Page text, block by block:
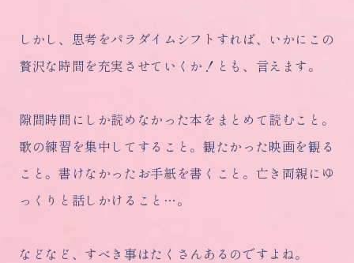
しかし、思考をパラダイムシフトすれば、いかにこの
贅沢な時間を充実させていくか！とも、言えます。
隙間時間にしか読めなかった本をまとめて読むこと。
歌の練習を集中してすること。観たかった映画を観る
こと。書けなかったお手紙を書くこと。亡き両親にゆ
っくりと話しかけること…。
などなど、すべき事はたくさんあるのですよね。